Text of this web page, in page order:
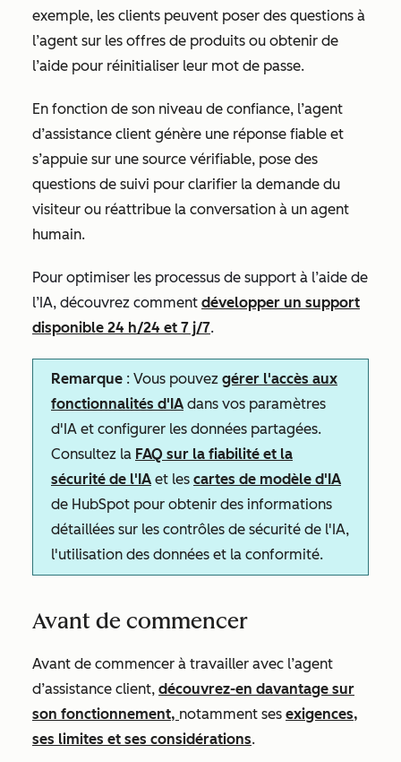
exemple, les clients peuvent poser des questions à
l’agent sur les offres de produits ou obtenir de
l’aide pour réinitialiser leur mot de passe.
En fonction de son niveau de confiance, l’agent
d’assistance client génère une réponse fiable et
s’appuie sur une source vérifiable, pose des
questions de suivi pour clarifier la demande du
visiteur ou réattribue la conversation à un agent
humain.
Pour optimiser les processus de support à l’aide de
l’IA, découvrez comment développer un support
disponible 24 h/24 et 7 j/7.
Remarque : Vous pouvez gérer l'accès aux
fonctionnalités d'IA dans vos paramètres
d'IA et configurer les données partagées.
Consultez la FAQ sur la fiabilité et la
sécurité de l'IA et les cartes de modèle d'IA
de HubSpot pour obtenir des informations
détaillées sur les contrôles de sécurité de l'IA,
l'utilisation des données et la conformité.
Avant de commencer
Avant de commencer à travailler avec l’agent
d’assistance client, découvrez-en davantage sur
son fonctionnement, notamment ses exigences,
ses limites et ses considérations.